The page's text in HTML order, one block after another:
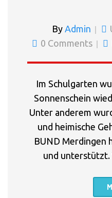
By Admin
0 Comments
Im Schulgarten
Sonnenschein
Unter anderem
und heimische
BUND Merdingen
und unterstützt.